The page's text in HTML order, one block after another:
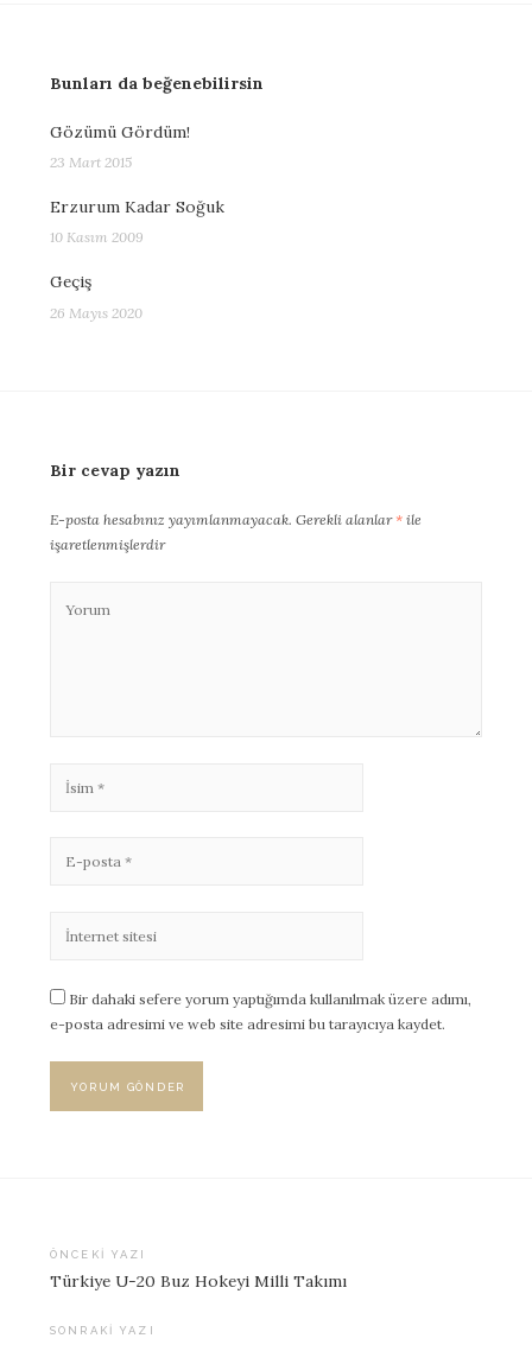
Bunları da beğenebilirsin
Gözümü Gördüm!
23 Mart 2015
Erzurum Kadar Soğuk
10 Kasım 2009
Geçiş
26 Mayıs 2020
Bir cevap yazın
E-posta hesabınız yayımlanmayacak. Gerekli alanlar* ile
işaretlenmişlerdir
Bir dahaki sefere yorum yaptığımda kullanılmak üzere adımı,
e-posta adresimi ve web site adresimi bu tarayıcıya kaydet.
Yazı
dolaşımı
ÖNCEKI YAZI
Türkiye U-20 Buz Hokeyi Milli Takımı
SONRAKI YAZI